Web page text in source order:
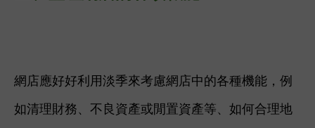
網店應好好利用淡季來考慮網店中的各種機能，例
如清理財務、不良資產或閒置資產等、如何合理地